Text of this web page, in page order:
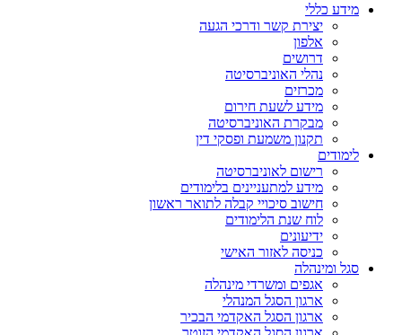
מידע כללי
יצירת קשר ודרכי הגעה
אלפון
דרושים
נהלי האוניברסיטה
מכרזים
מידע לשעת חירום
מבקרת האוניברסיטה
תקנון משמעת ופסקי דין
לימודים
רישום לאוניברסיטה
מידע למתעניינים בלימודים
חישוב סיכויי קבלה לתואר ראשון
לוח שנת הלימודים
ידיעונים
כניסה לאזור האישי
סגל ומינהלה
אגפים ומשרדי מינהלה
ארגון הסגל המנהלי
ארגון הסגל האקדמי הבכיר